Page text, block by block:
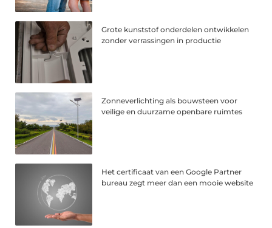
Grote kunststof onderdelen ontwikkelen
zonder verrassingen in productie
Zonneverlichting als bouwsteen voor
veilige en duurzame openbare ruimtes
Het certificaat van een Google Partner
bureau zegt meer dan een mooie website